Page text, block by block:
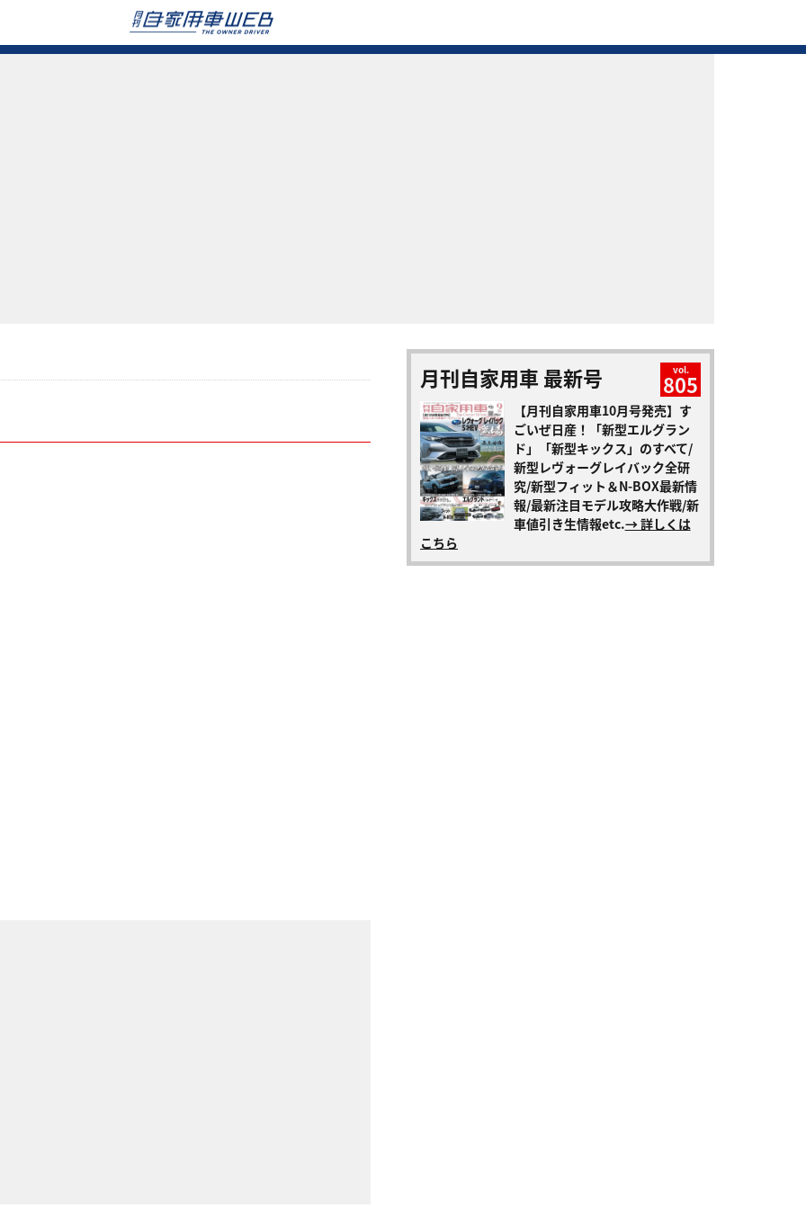
月刊自家用車 最新号 vol.
805
【月刊自家用車10月号発売】す
ごいぜ日産！「新型エルグラン
ド」「新型キックス」のすべて/
新型レヴォーグレイバック全研
究/新型フィット＆N-BOX最新情
報/最新注目モデル攻略大作戦/新
車値引き生情報etc.→ 詳しくは
こちら